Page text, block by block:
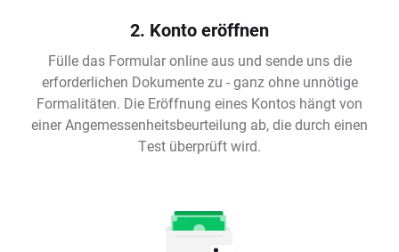
2. Konto eröffnen
Fülle das Formular online aus und sende uns die
erforderlichen Dokumente zu - ganz ohne unnötige
Formalitäten. Die Eröffnung eines Kontos hängt von
einer Angemessenheitsbeurteilung ab, die durch einen
Test überprüft wird.